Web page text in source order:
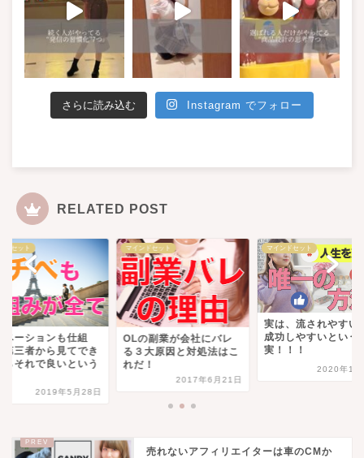
さらに読み込む Instagram でフォロー
RELATED POST
ドセット
ベーションも仕組
第三者から見てでき
らそれで良いという
2019年5月28日
マインドセット
OLの副業が会社にバレ
る３大原因と対処法はこ
れだ！
2017年6月21日
マインドセット
実は、流されやすい
成功しやすいという
実！！！
2020年1
売れないアフィリエイターは車のCMか